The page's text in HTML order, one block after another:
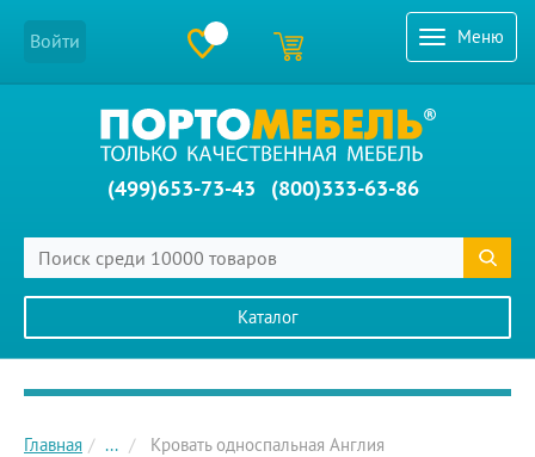
Меню
Войти
(499)653-73-43 (800)333-63-86
Каталог
Главное меню сайта
Главная ... Кровать односпальная Англия